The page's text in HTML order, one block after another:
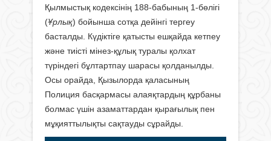
Қылмыстық кодексінің 188-бабының 1-бөлігі
(Ұрлық) бойынша сотқа дейінгі тергеу
басталды. Күдіктіге қатысты ешқайда кетпеу
және тиісті мінез-құлық туралы қолхат
түріндегі бұлтартпау шарасы қолданылды.
Осы орайда, Қызылорда қаласының
Полиция басқармасы алаяқтардың құрбаны
болмас үшін азаматтардан қырағылық пен
мұқияттылықты сақтауды сұрайды.